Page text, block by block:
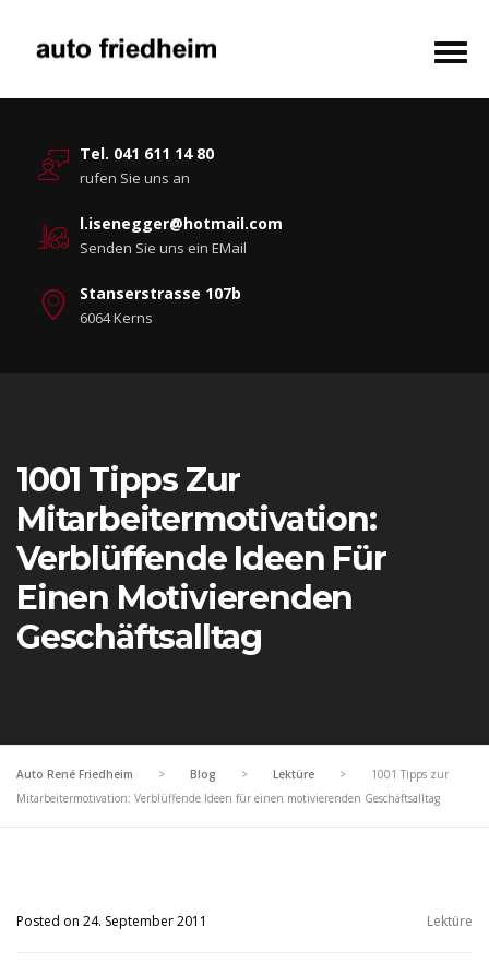
Tel. 041 611 14 80
rufen Sie uns an
l.isenegger@hotmail.com
Senden Sie uns ein EMail
Stanserstrasse 107b
6064 Kerns
1001 Tipps Zur
Mitarbeitermotivation:
Verblüffende Ideen Für
Einen Motivierenden
Geschäftsalltag
Auto René Friedheim > Blog > Lektüre >
1001 Tipps zur
Mitarbeitermotivation: Verblüffende Ideen für einen motivierenden Geschäftsalltag
Posted on 24. September 2011 Lektüre